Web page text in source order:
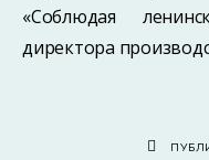
«Соблюдая
директора